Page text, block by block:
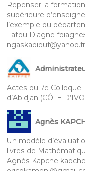
Repenser la
supérieure
l’exemple du
Fatou Diagne
ngaskadiouf@yahoo.fr
Actes du 7e Colloque
d’Abidjan (CÔTE
Agnès
Un modèle
livres de
Agnès Kapche